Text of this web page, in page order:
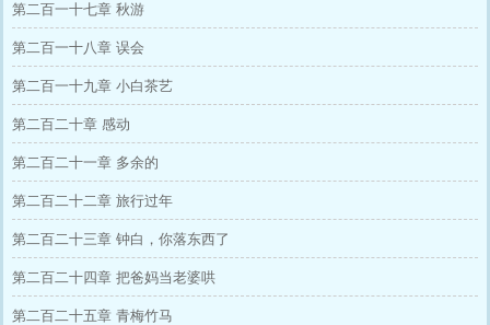
第二百一十七章 秋游
第二百一十八章 误会
第二百一十九章 小白茶艺
第二百二十章 感动
第二百二十一章 多余的
第二百二十二章 旅行过年
第二百二十三章 钟白，你落东西了
第二百二十四章 把爸妈当老婆哄
第二百二十五章 青梅竹马